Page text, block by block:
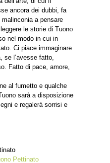
ancora dei dubbi, fa
a pensare
le storie di Tuono
nel modo in cui in
Ci piace immaginare
se l’avesse fatto,
Fatto di pace, amore,
al fumetto e qualche
sarà a disposizione
e regalerà sorrisi e
Pettinato